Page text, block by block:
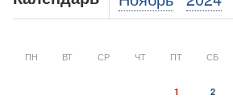
ПН ВТ СР ЧТ ПТ СБ
1 2